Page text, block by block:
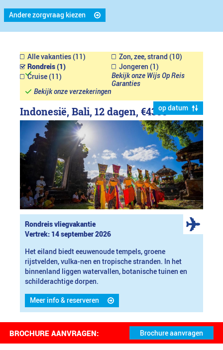
Andere zorgvraag kiezen
Alle vakanties (11)
Zon, zee, strand (10)
Rondreis (1)
Jongeren (1)
Cruise (11)
Bekijk onze Wijs Op Reis
Garanties
Bekijk onze verzekeringen
op datum
Indonesië, Bali, 12 dagen, €4399
Rondreis vliegvakantie
Vertrek: 14 september 2026
Het eiland biedt eeuwenoude tempels, groene
rijstvelden, vulka-nen en tropische stranden. In het
binnenland liggen watervallen, botanische tuinen en
schilderachtige dorpen.
Meer info & reserveren
BROCHURE AANVRAGEN: